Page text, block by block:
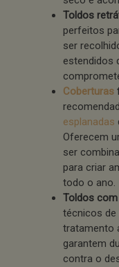
Toldos
perfeitos
ser
estendidos
Coberturas
esplanadas
Oferecem
ser
para criar
todo o ano.
Toldos
técnicos de
tratamento
garantem
contra o